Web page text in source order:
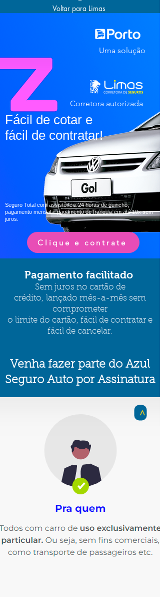
Voltar para Limas
Uma solução
Corretora autorizada
Fácil de cotar e
fácil de contratar!
Seguro Total com assistência 24 horas de guincho,
pagamento mensal e pagamento de franquia em até 10x sem
juros.
Clique e contrate
Pagamento facilitado
Sem juros no cartão de
crédito, lançado mês-a-mês sem
comprometer
o limite do cartão, fácil de contratar e
fácil de cancelar.
Venha fazer parte do Azul
Seguro Auto por Assinatura
>